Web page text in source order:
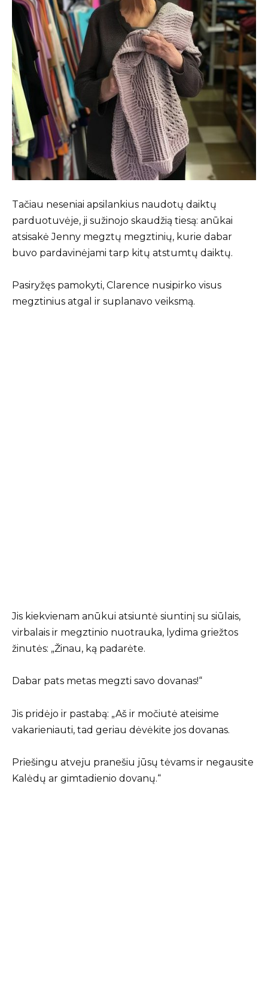
Tačiau neseniai apsilankius naudotų daiktų
parduotuvėje, ji sužinojo skaudžią tiesą: anūkai
atsisakė Jenny megztų megztinių, kurie dabar
buvo pardavinėjami tarp kitų atstumtų daiktų.
Pasiryžęs pamokyti, Clarence nusipirko visus
megztinius atgal ir suplanavo veiksmą.
Jis kiekvienam anūkui atsiuntė siuntinį su siūlais,
virbalais ir megztinio nuotrauka, lydima griežtos
žinutės: „Žinau, ką padarėte.
Dabar pats metas megzti savo dovanas!“
Jis pridėjo ir pastabą: „Aš ir močiutė ateisime
vakarieniauti, tad geriau dėvėkite jos dovanas.
Priešingu atveju pranešiu jūsų tėvams ir negausite
Kalėdų ar gimtadienio dovanų.“